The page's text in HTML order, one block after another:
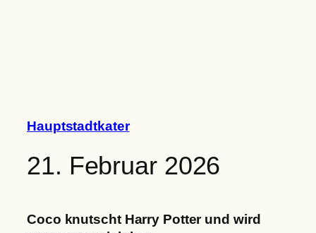
Hauptstadtkater
21. Februar 2026
Coco knutscht Harry Potter und wird